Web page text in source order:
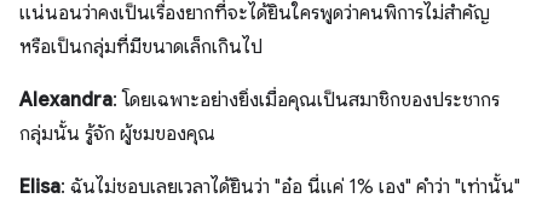
แน่นอนว่าคงเป็นเรื่องยากที่จะได้ยินใครพูดว่าคนพิการไม่สำคัญ
หรือเป็นกลุ่มที่มีขนาดเล็กเกินไป
Alexandra: โดยเฉพาะอย่างยิ่งเมื่อคุณเป็นสมาชิกของประชากร
กลุ่มนั้น รู้จัก ผู้ชมของคุณ
Elisa: ฉันไม่ชอบเลยเวลาได้ยินว่า "อ๋อ นี่แค่ 1% เอง" คำว่า "เท่านั้น"